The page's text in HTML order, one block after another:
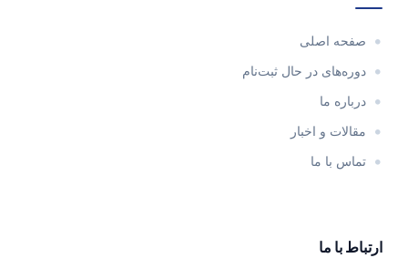
صفحه اصلی
دوره‌های در حال ثبت‌نام
درباره ما
مقالات و اخبار
تماس با ما
ارتباط با ما